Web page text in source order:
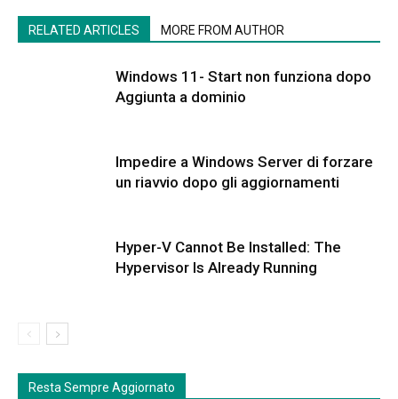
RELATED ARTICLES MORE FROM AUTHOR
Windows 11- Start non funziona dopo
Aggiunta a dominio
Impedire a Windows Server di forzare
un riavvio dopo gli aggiornamenti
Hyper-V Cannot Be Installed: The
Hypervisor Is Already Running
Resta Sempre Aggiornato